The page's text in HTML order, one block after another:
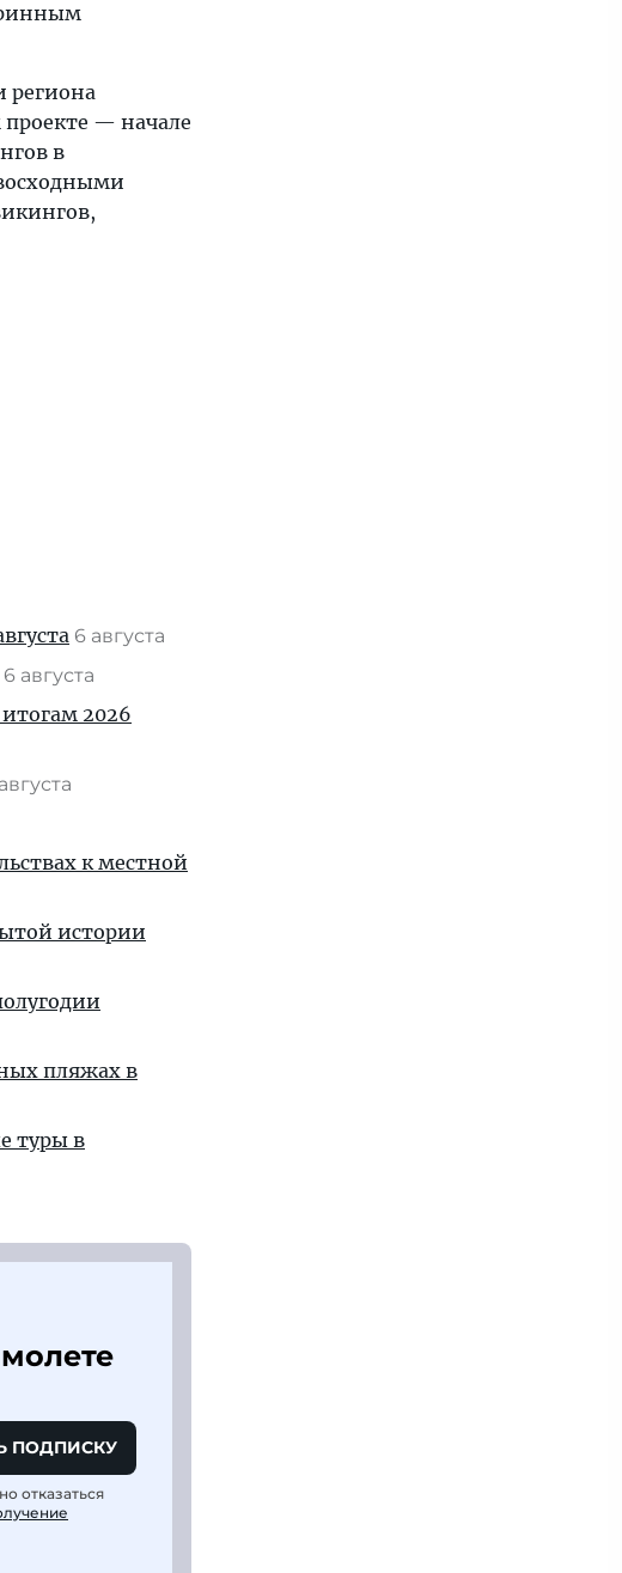
региона
проекте — начале
в
6 августа
6 августа
2026
к местной
истории
пляжах в
туры в
ПОДПИСКУ
отказаться